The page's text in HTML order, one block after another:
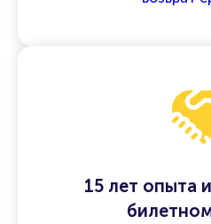
15 лет опыта